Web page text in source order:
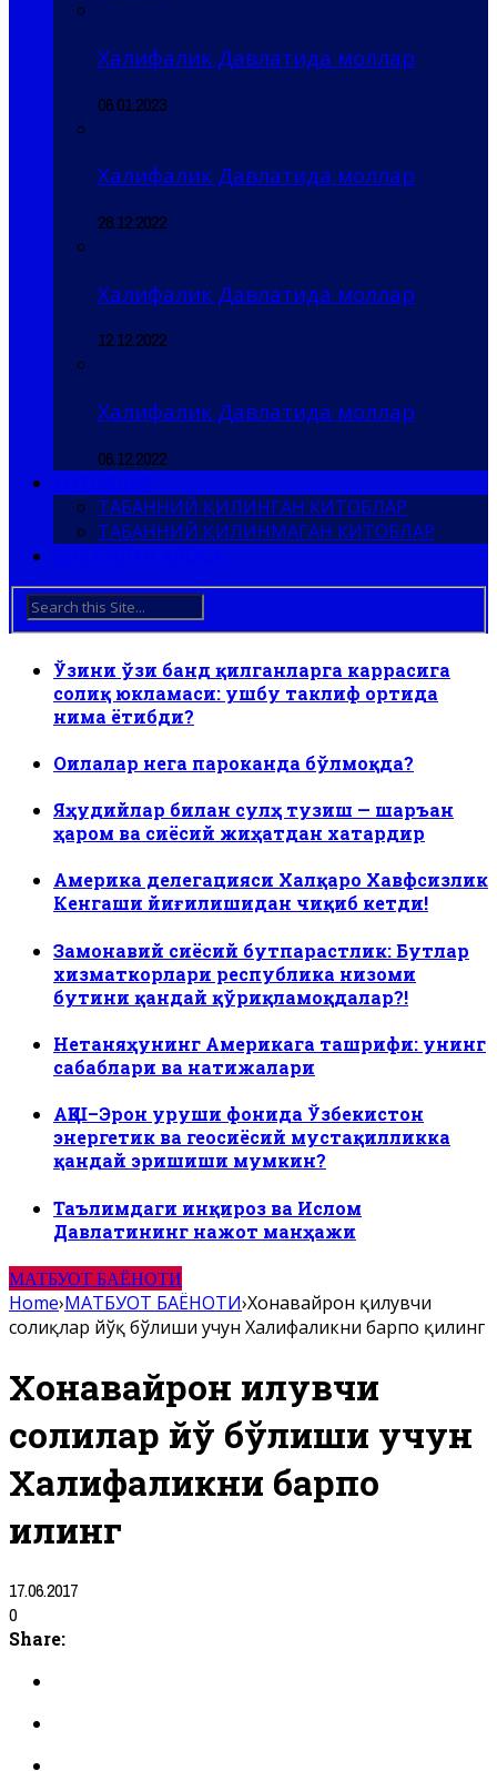
Халифалик Давлатида моллар
06.01.2023
Халифалик Давлатида моллар
28.12.2022
Халифалик Давлатида моллар
12.12.2022
Халифалик Давлатида моллар
06.12.2022
ТАБАННИЙ ҚИЛИНГАН КИТОБЛАР
ТАБАННИЙ ҚИЛИНМАГАН КИТОБЛАР
Ўзини ўзи банд қилганларга каррасига
солиқ юкламаси: ушбу таклиф ортида
нима ётибди?
Оилалар нега пароканда бўлмоқда?
Яҳудийлар билан сулҳ тузиш — шаръан
ҳаром ва сиёсий жиҳатдан хатардир
Америка делегацияси Халқаро Хавфсизлик
Кенгаши йиғилишидан чиқиб кетди!
Замонавий сиёсий бутпарастлик: Бутлар
хизматкорлари республика низоми
бутини қандай қўриқламоқдалар?!
Нетаняҳунинг Америкага ташрифи: унинг
сабаблари ва натижалари
АҚШ–Эрон уруши фонида Ўзбекистон
энергетик ва геосиёсий мустақилликка
қандай эришиши мумкин?
Таълимдаги инқироз ва Ислом
Давлатининг нажот манҳажи
МАТБУОТ БАЁНОТИ
Home›МАТБУОТ БАЁНОТИ›Хонавайрон қилувчи
солиқлар йўқ бўлиши учун Халифаликни барпо қилинг
Хонавайрон қилувчи
солиқлар йўқ бўлиши учун
Халифаликни барпо
қилинг
17.06.2017
0
Share: